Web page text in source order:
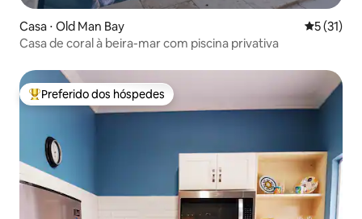
Casa ⋅ Old Man Bay 5 de uma
5 (31)
Casa de coral à beira-mar com piscina privativa
Entre os melhores preferidos dos hóspedes
Preferido dos hóspedes